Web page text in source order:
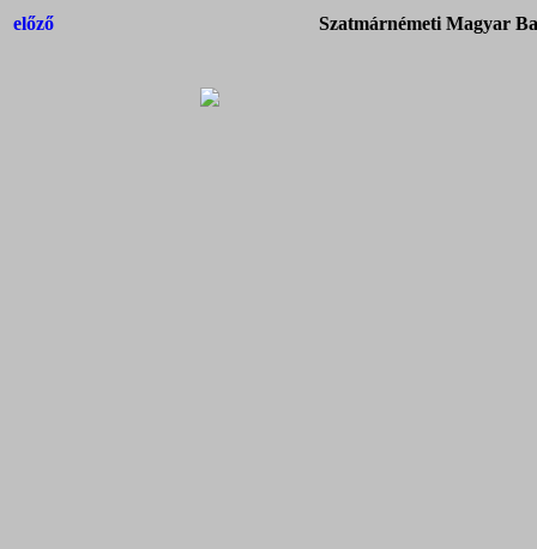
előző Szatmárnémeti Magyar